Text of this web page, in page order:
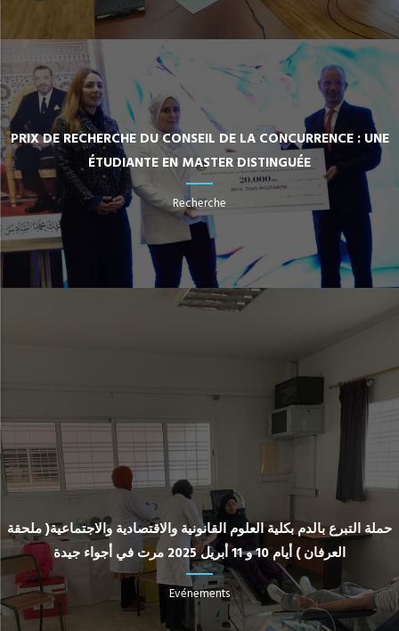
PRIX DE RECHERCHE DU CONSEIL DE LA CONCURRENCE : UNE
ÉTUDIANTE EN MASTER DISTINGUÉE
Recherche
حملة التبرع بالدم بكلية العلوم القانونية والاقتصادية والاجتماعية( ملحقة
العرفان ) أيام 10 و 11 أبريل 2025 مرت في أجواء جيدة
Evénements